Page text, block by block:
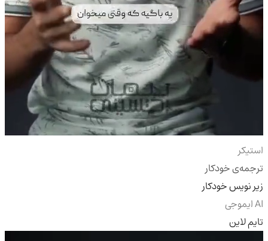
استیکر
ترجمه‌ی خودکار
زیر نویس خودکار
AI ایموجی
تایم لاین